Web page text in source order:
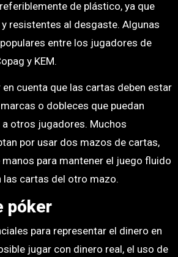
de plástico, ya que
resistentes al desgaste. Algunas
entre los jugadores de
y KEM.
cuenta que las cartas deben estar
o dobleces que puedan
otros jugadores. Muchos
por usar dos mazos de cartas,
para mantener el juego fluido
las cartas del otro mazo.
póker
para representar el dinero en
jugar con dinero real, el uso de